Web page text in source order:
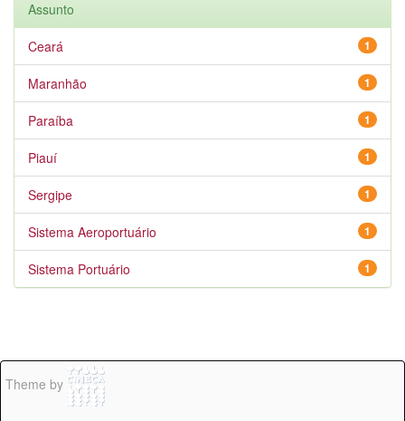
Assunto
1
Ceará
1
Maranhão
1
Paraíba
1
Piauí
1
Sergipe
1
Sistema Aeroportuário
1
Sistema Portuário
Theme by